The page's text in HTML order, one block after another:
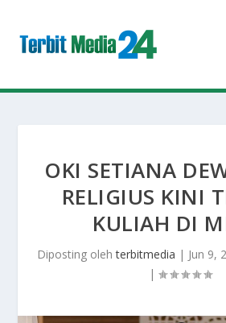
OKI SETIANA
RELIGIUS KINI
KULIAH DI
Diposting olehterbitmedia | Jun 9,
|